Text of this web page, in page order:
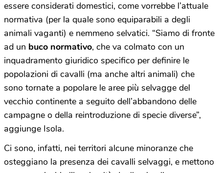
essere considerati domestici, come vorrebbe l’attuale
normativa (per la quale sono equiparabili a degli
animali vaganti) e nemmeno selvatici. “Siamo di fronte
ad un buco normativo, che va colmato con un
inquadramento giuridico specifico per definire le
popolazioni di cavalli (ma anche altri animali) che
sono tornate a popolare le aree più selvagge del
vecchio continente a seguito dell’abbandono delle
campagne o della reintroduzione di specie diverse”,
aggiunge Isola.
Ci sono, infatti, nei territori alcune minoranze che
osteggiano la presenza dei cavalli selvaggi, e mettono